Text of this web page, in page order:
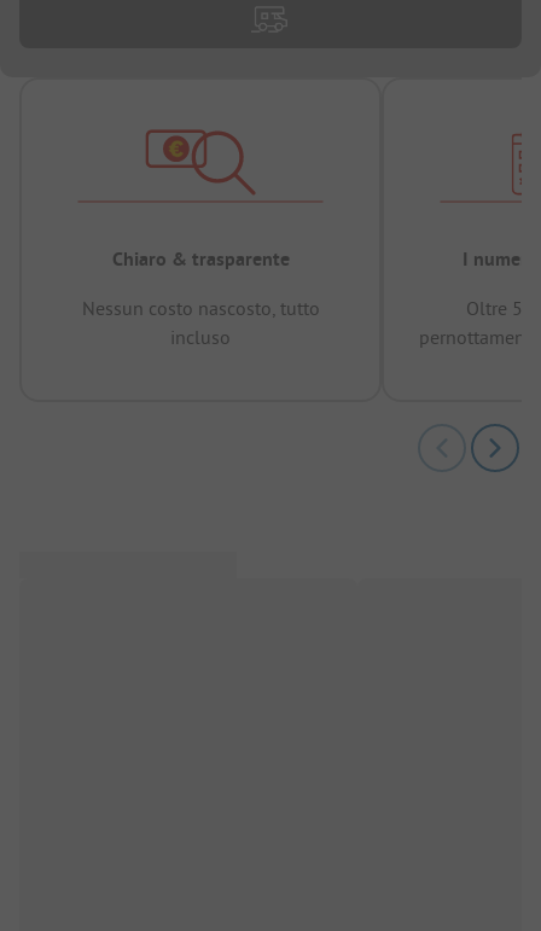
Chiaro & trasparente
Nessun costo nascosto, tutto
incluso
I numeri
Oltre